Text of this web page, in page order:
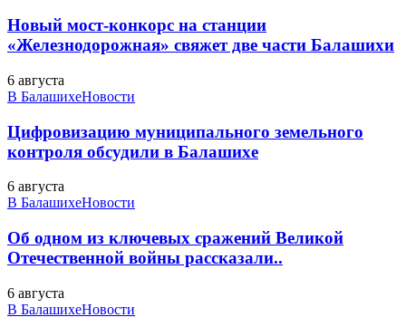
Новый мост-конкорс на станции
«Железнодорожная» свяжет две части Балашихи
6 августа
В БалашихеНовости
Цифровизацию муниципального земельного
контроля обсудили в Балашихе
6 августа
В БалашихеНовости
Об одном из ключевых сражений Великой
Отечественной войны рассказали..
6 августа
В БалашихеНовости